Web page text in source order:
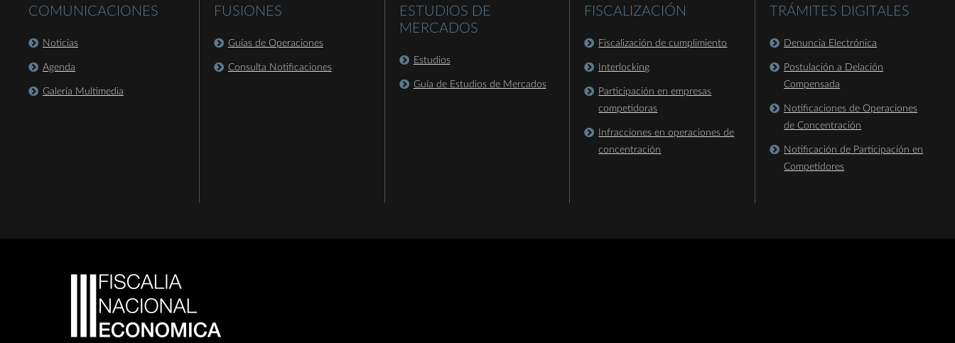
COMUNICACIONES
Noticias
Agenda
Galería Multimedia
FUSIONES
Guías de Operaciones
Consulta Notificaciones
ESTUDIOS DE
MERCADOS
Estudios
Guía de Estudios de Mercados
FISCALIZACIÓN
Fiscalización de cumplimiento
Interlocking
Participación en empresas
competidoras
Infracciones en operaciones de
concentración
TRÁMITES DIGITALES
Denuncia Electrónica
Postulación a Delación
Compensada
Notificaciones de Operaciones
de Concentración
Notificación de Participación en
Competidores